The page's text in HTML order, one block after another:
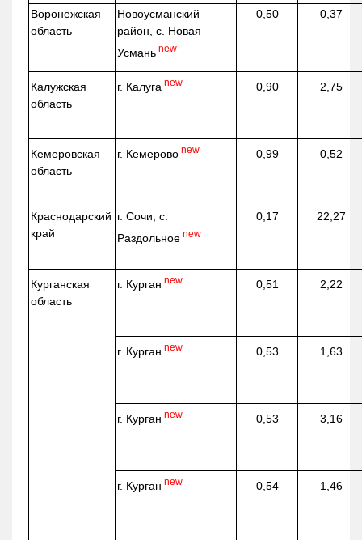
Воронежская
область
Новоусманский
район, с. Новая
Усмань new
0,50 0,37
Калужская
область
г. Калуга new 0,90 2,75
Кемеровская
область
г. Кемерово new 0,99 0,52
Краснодарский
край
г. Сочи, с.
Раздольное new
0,17 22,27
Курганская
область
г. Курган new 0,51 2,22
г. Курган new 0,53 1,63
г. Курган new 0,53 3,16
г. Курган new 0,54 1,46